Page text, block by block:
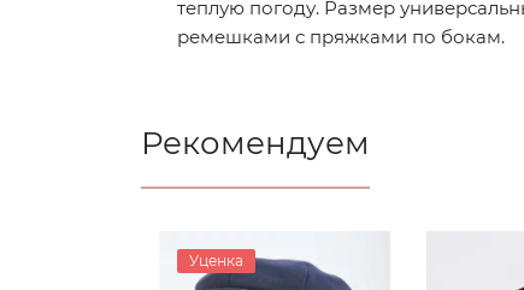
теплую погоду. Размер
ремешками с пряжками по бокам.
Рекомендуем
Уценка